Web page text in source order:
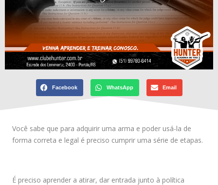
Facebook WhatsApp Email
Você sabe que para adquirir uma arma e poder usá-la de
forma correta e legal é preciso cumprir uma série de etapas.
É preciso aprender a atirar, dar entrada junto à política